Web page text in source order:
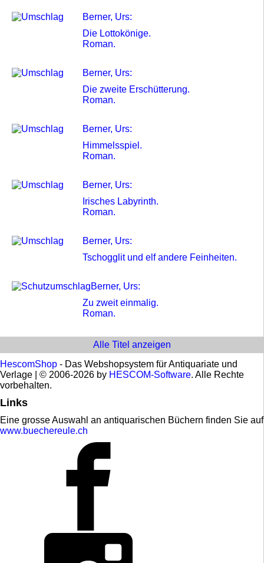
Berner, Urs:
Die Lottokönige.
Roman.
Berner, Urs:
Die zweite Erschütterung.
Roman.
Berner, Urs:
Himmelsspiel.
Roman.
Berner, Urs:
Irisches Labyrinth.
Roman.
Berner, Urs:
Tschogglit und elf andere Feinheiten.
Berner, Urs:
Zu zweit einmalig.
Roman.
Alle Titel anzeigen
HescomShop - Das Webshopsystem für Antiquariate und
Verlage | © 2006-2026 by HESCOM-Software. Alle Rechte
vorbehalten.
Links
Eine grosse Auswahl an antiquarischen Büchern finden Sie auf
www.buechereule.ch